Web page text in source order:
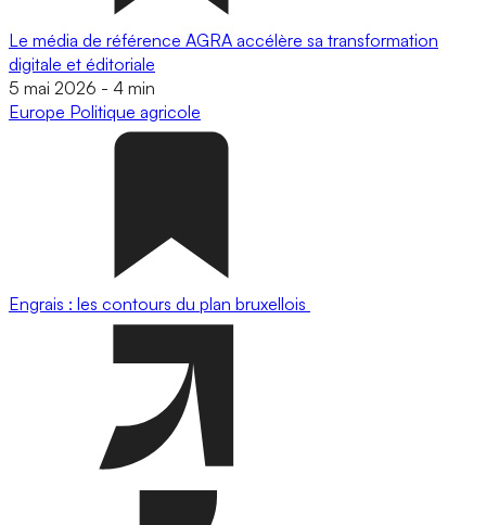
Le média de référence AGRA accélère sa transformation
digitale et éditoriale
5 mai 2026 - 4 min
Europe Politique agricole
Engrais : les contours du plan bruxellois